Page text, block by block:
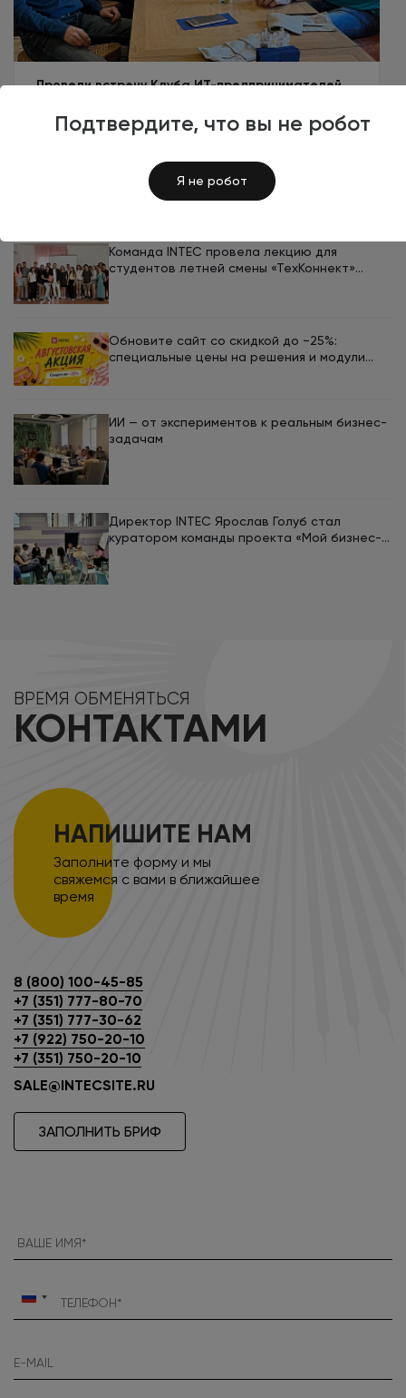
Подтвердите, что вы не робот
Я не робот
Провели встречу Клуба ИТ-предпринимателей.
Команда INTEC провела лекцию для
студентов летней смены «ТехКоннект»
Обновите сайт со скидкой до −25%:
специальные цены на решения и модули
INTEC в августе
ИИ — от экспериментов к реальным бизнес-
задачам
Директор INTEC Ярослав Голуб стал
куратором команды проекта «Мой бизнес-
кемп 2026»
ВРЕМЯ ОБМЕНЯТЬСЯ
КОНТАКТАМИ
НАПИШИТЕ НАМ
Заполните форму и мы
свяжемся с вами в ближайшее
время
8 (800) 100-45-85
+7 (351) 777-80-70
+7 (351) 777-30-62
+7 (922) 750-20-10
+7 (351) 750-20-10
SALE@INTECSITE.RU
ЗАПОЛНИТЬ БРИФ
Россия